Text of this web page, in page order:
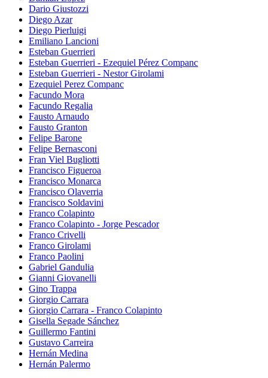
Dario Giustozzi
Diego Azar
Diego Pierluigi
Emiliano Lancioni
Esteban Guerrieri
Esteban Guerrieri - Ezequiel Pérez Companc
Esteban Guerrieri - Nestor Girolami
Ezequiel Perez Companc
Facundo Mora
Facundo Regalia
Fausto Arnaudo
Fausto Granton
Felipe Barone
Felipe Bernasconi
Fran Viel Bugliotti
Francisco Figueroa
Francisco Monarca
Francisco Olaverria
Francisco Soldavini
Franco Colapinto
Franco Colapinto - Jorge Pescador
Franco Crivelli
Franco Girolami
Franco Paolini
Gabriel Gandulia
Gianni Giovanelli
Gino Trappa
Giorgio Carrara
Giorgio Carrara - Franco Colapinto
Gisella Segade Sánchez
Guillermo Fantini
Gustavo Carreira
Hernán Medina
Hernán Palermo